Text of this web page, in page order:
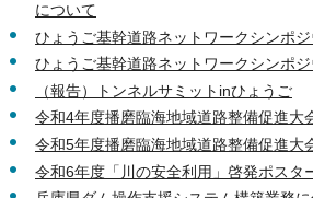
について
ひょうご基幹道路ネットワークシンポジ
ひょうご基幹道路ネットワークシンポジ
（報告）トンネルサミットinひょうご
令和4年度播磨臨海地域道路整備促進大
令和5年度播磨臨海地域道路整備促進大
令和6年度「川の安全利用」啓発ポスタ